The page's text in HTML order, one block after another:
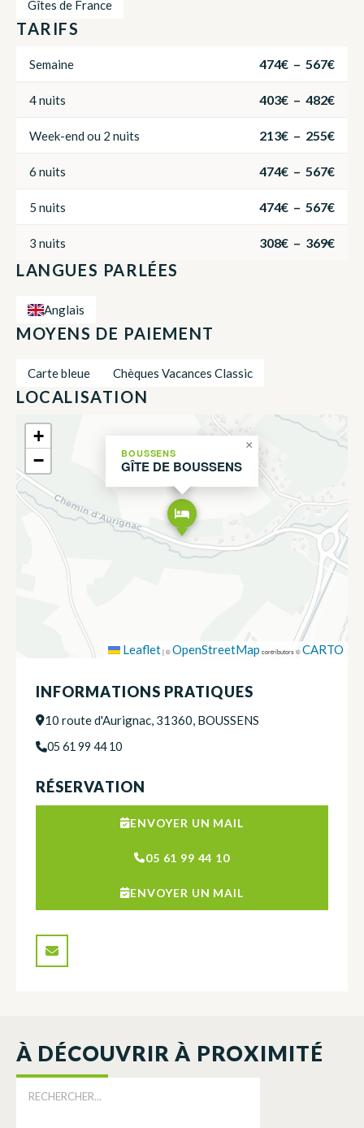
Gîtes de France
TARIFS
Semaine 474€ – 567€
4 nuits 403€ – 482€
Week-end ou 2 nuits 213€ – 255€
6 nuits 474€ – 567€
5 nuits 474€ – 567€
3 nuits 308€ – 369€
LANGUES PARLÉES
Anglais
MOYENS DE PAIEMENT
Carte bleue Chèques Vacances Classic
LOCALISATION
BOUSSENS
GÎTE DE BOUSSENS
×
+
−
Leaflet|©OpenStreetMap contributors ©CARTO
INFORMATIONS PRATIQUES
10 route d'Aurignac, 31360, BOUSSENS
05 61 99 44 10
RÉSERVATION
ENVOYER UN MAIL
05 61 99 44 10
ENVOYER UN MAIL
À DÉCOUVRIR À PROXIMITÉ